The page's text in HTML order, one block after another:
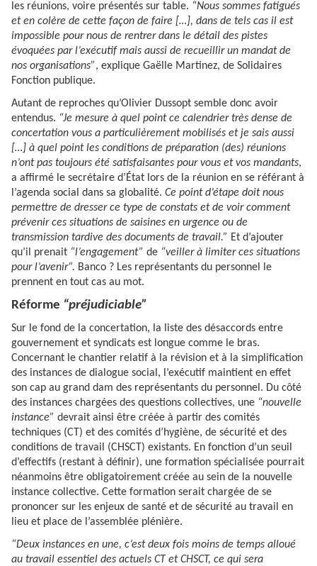
les réunions, voire présentés sur table. “Nous sommes fatigués
et en colère de cette façon de faire […], dans de tels cas il est
impossible pour nous de rentrer dans le détail des pistes
évoquées par l’exécutif mais aussi de recueillir un mandat de
nos organisations”, explique Gaëlle Martinez, de Solidaires
Fonction publique.
Autant de reproches qu’Olivier Dussopt semble donc avoir
entendus. “Je mesure à quel point ce calendrier très dense de
concertation vous a particulièrement mobilisés et je sais aussi
[…] à quel point les conditions de préparation (des) réunions
n’ont pas toujours été satisfaisantes pour vous et vos mandants,
a affirmé le secrétaire d’État lors de la réunion en se référant à
l’agenda social dans sa globalité. Ce point d’étape doit nous
permettre de dresser ce type de constats et de voir comment
prévenir ces situations de saisines en urgence ou de
transmission tardive des documents de travail.” Et d’ajouter
qu’il prenait “l’engagement” de “veiller à limiter ces situations
pour l’avenir”. Banco ? Les représentants du personnel le
prennent en tout cas au mot.
Réforme “préjudiciable”
Sur le fond de la concertation, la liste des désaccords entre
gouvernement et syndicats est longue comme le bras.
Concernant le chantier relatif à la révision et à la simplification
des instances de dialogue social, l’exécutif maintient en effet
son cap au grand dam des représentants du personnel. Du côté
des instances chargées des questions collectives, une “nouvelle
instance” devrait ainsi être créée à partir des comités
techniques (CT) et des comités d’hygiène, de sécurité et des
conditions de travail (CHSCT) existants. En fonction d’un seuil
d’effectifs (restant à définir), une formation spécialisée pourrait
néanmoins être obligatoirement créée au sein de la nouvelle
instance collective. Cette formation serait chargée de se
prononcer sur les enjeux de santé et de sécurité au travail en
lieu et place de l’assemblée plénière.
“Deux instances en une, c’est deux fois moins de temps alloué
au travail essentiel des actuels CT et CHSCT, ce qui sera